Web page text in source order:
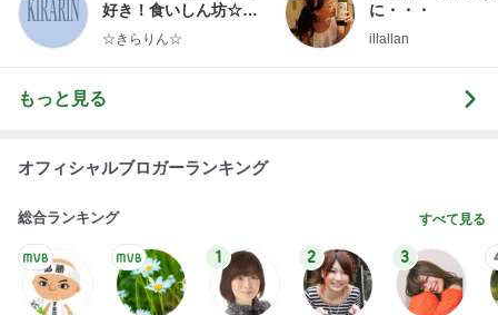
好き！食いしん坊☆き
らりん☆のブログ
☆きらりん☆
に・・・
illallan
もっと見る
オフィシャルブロガーランキング
総合ランキング すべて見る
1 2 3